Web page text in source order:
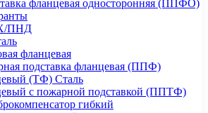
фланцевая односторонняя (ППФО)
ПНД
фланцевая
подставка фланцевая (ППФ)
(ТФ) Сталь
с пожарной подставкой (ППТФ)
гибкий